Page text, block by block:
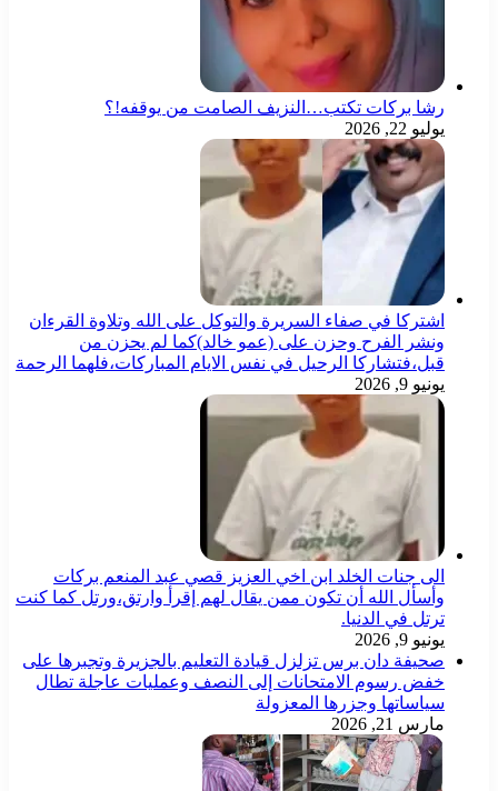
رشا بركات تكتب…النزيف الصامت من يوقفه!؟
يوليو 22, 2026
اشتركا في صفاء السريرة والتوكل على الله وتلاوة القرءان
ونشر الفرح وحزن على (عمو خالد)كما لم يحزن من
قبل،فتشاركا الرحيل في نفس الايام المباركات،فلهما الرحمة
يونيو 9, 2026
الى جنات الخلد ابن اخي العزيز قصي عبد المنعم بركات
وأسأل الله أن تكون ممن يقال لهم إقرأ وارتق،ورتل كما كنت
ترتل في الدنيا.
يونيو 9, 2026
صحيفة دان برس تزلزل قيادة التعليم بالجزيرة وتجبرها على
خفض رسوم الامتحانات إلى النصف وعمليات عاجلة تطال
سياساتها وجزرها المعزولة
مارس 21, 2026